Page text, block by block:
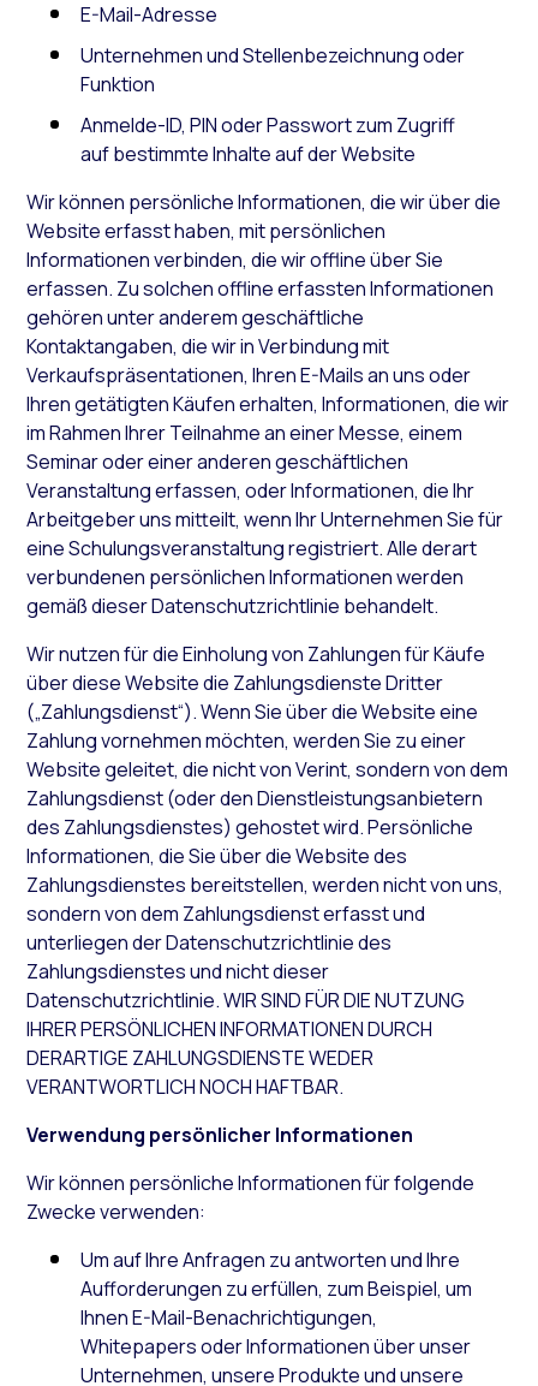
E-Mail-Adresse
Unternehmen und Stellenbezeichnung oder
Funktion
Anmelde-ID, PIN oder Passwort zum Zugriff
auf bestimmte Inhalte auf der Website
Wir können persönliche Informationen, die wir über die
Website erfasst haben, mit persönlichen
Informationen verbinden, die wir offline über Sie
erfassen. Zu solchen offline erfassten Informationen
gehören unter anderem geschäftliche
Kontaktangaben, die wir in Verbindung mit
Verkaufspräsentationen, Ihren E-Mails an uns oder
Ihren getätigten Käufen erhalten, Informationen, die wir
im Rahmen Ihrer Teilnahme an einer Messe, einem
Seminar oder einer anderen geschäftlichen
Veranstaltung erfassen, oder Informationen, die Ihr
Arbeitgeber uns mitteilt, wenn Ihr Unternehmen Sie für
eine Schulungsveranstaltung registriert. Alle derart
verbundenen persönlichen Informationen werden
gemäß dieser Datenschutzrichtlinie behandelt.
Wir nutzen für die Einholung von Zahlungen für Käufe
über diese Website die Zahlungsdienste Dritter
(„Zahlungsdienst“). Wenn Sie über die Website eine
Zahlung vornehmen möchten, werden Sie zu einer
Website geleitet, die nicht von Verint, sondern von dem
Zahlungsdienst (oder den Dienstleistungsanbietern
des Zahlungsdienstes) gehostet wird. Persönliche
Informationen, die Sie über die Website des
Zahlungsdienstes bereitstellen, werden nicht von uns,
sondern von dem Zahlungsdienst erfasst und
unterliegen der Datenschutzrichtlinie des
Zahlungsdienstes und nicht dieser
Datenschutzrichtlinie. WIR SIND FÜR DIE NUTZUNG
IHRER PERSÖNLICHEN INFORMATIONEN DURCH
DERARTIGE ZAHLUNGSDIENSTE WEDER
VERANTWORTLICH NOCH HAFTBAR.
Verwendung persönlicher Informationen
Wir können persönliche Informationen für folgende
Zwecke verwenden:
Um auf Ihre Anfragen zu antworten und Ihre
Aufforderungen zu erfüllen, zum Beispiel, um
Ihnen E-Mail-Benachrichtigungen,
Whitepapers oder Informationen über unser
Unternehmen, unsere Produkte und unsere